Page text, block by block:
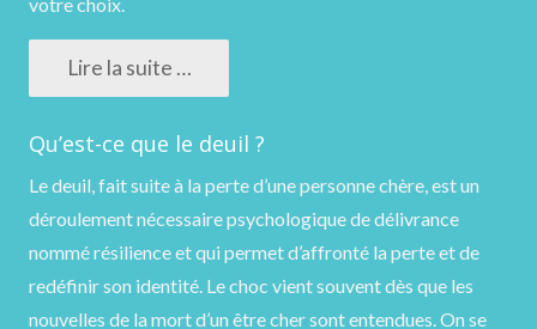
Lire la suite …
Qu’est-ce que le deuil ?
Le deuil, fait suite à la perte d’une personne chère, est un
déroulement nécessaire psychologique de délivrance
nommé résilience et qui permet d’affronté la perte et de
redéfinir son identité. Le choc vient souvent dès que les
nouvelles de la mort d’un être cher sont entendues. On se